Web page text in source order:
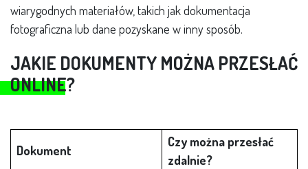
wiarygodnych materiałów, takich jak dokumentacja
fotograficzna lub dane pozyskane w inny sposób.
JAKIE DOKUMENTY MOŻNA PRZESŁAĆ
ONLINE?
Dokument
Czy można przesłać
zdalnie?